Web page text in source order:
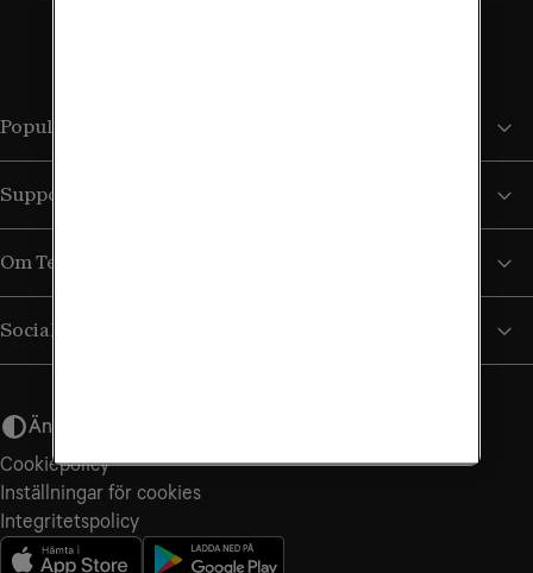
Populära sidor
Support
Om Tele2
Sociala medier
Ändra utseende
Cookiepolicy
Inställningar för cookies
Integritets­policy